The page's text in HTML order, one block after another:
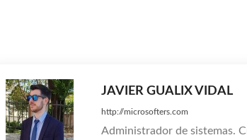
JAVIER GUALIX VIDAL
http://microsofters.com
Administrador de sistemas.